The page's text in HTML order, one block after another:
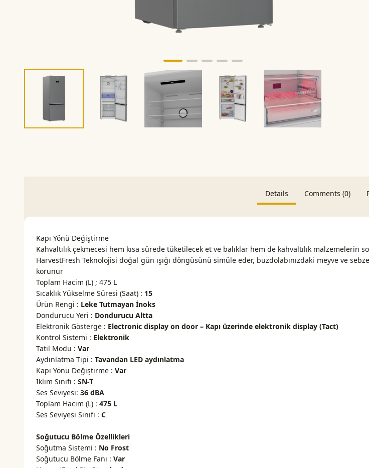
Details Comments (0)
Kapı Yönü Değiştirme
Kahvaltılık çekmecesi hem kısa sürede tüketilecek et ve balıklar hem de kahvaltılık malzemelerin
HarvestFresh Teknolojisi doğal gün ışığı döngüsünü simüle eder, buzdolabınızdaki meyve ve
korunur
Toplam Hacim (L) ; 475 L
Sıcaklık Yükselme Süresi (Saat) : 15
Ürün Rengi : Leke Tutmayan İnoks
Dondurucu Yeri : Dondurucu Altta
Elektronik Gösterge : Electronic display on door – Kapı üzerinde elektronik display (Tact)
Kontrol Sistemi : Elektronik
Tatil Modu : Var
Aydınlatma Tipi : Tavandan LED aydınlatma
Kapı Yönü Değiştirme : Var
İklim Sınıfı : SN-T
Ses Seviyesi: 36 dBA
Toplam Hacim (L) : 475 L
Ses Seviyesi Sınıfı : C
Soğutucu Bölme Özellikleri
Soğutma Sistemi : No Frost
Soğutucu Bölme Fanı : Var